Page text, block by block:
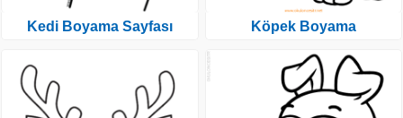
Kedi Boyama Sayfası Köpek Boyama